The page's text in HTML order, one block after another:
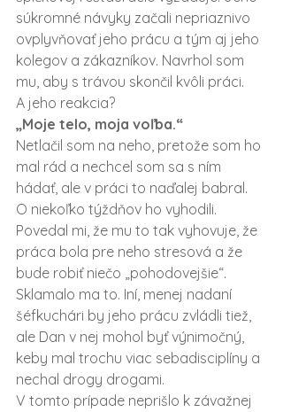
súkromné návyky začali nepriaznivo
ovplyvňovať jeho prácu a tým aj jeho
kolegov a zákazníkov. Navrhol som
mu, aby s trávou skončil kvôli práci.
A jeho reakcia?
„Moje telo, moja voľba.“
Netlačil som na neho, pretože som ho
mal rád a nechcel som sa s ním
hádať, ale v práci to naďalej babral.
O niekoľko týždňov ho vyhodili.
Povedal mi, že mu to tak vyhovuje, že
práca bola pre neho stresová a že
bude robiť niečo „pohodovejšie“.
Sklamalo ma to. Iní, menej nadaní
šéfkuchári by jeho prácu zvládli tiež,
ale Dan v nej mohol byť výnimočný,
keby mal trochu viac sebadisciplíny a
nechal drogy drogami.
V tomto prípade neprišlo k závažnej